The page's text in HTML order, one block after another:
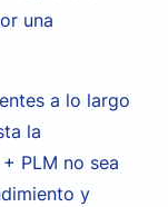
una
a lo largo
la
PLM no sea
y